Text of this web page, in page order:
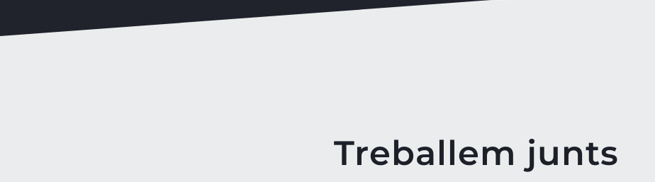
Treballem junts